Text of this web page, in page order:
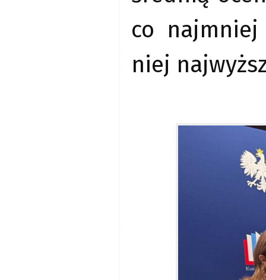
co
niej